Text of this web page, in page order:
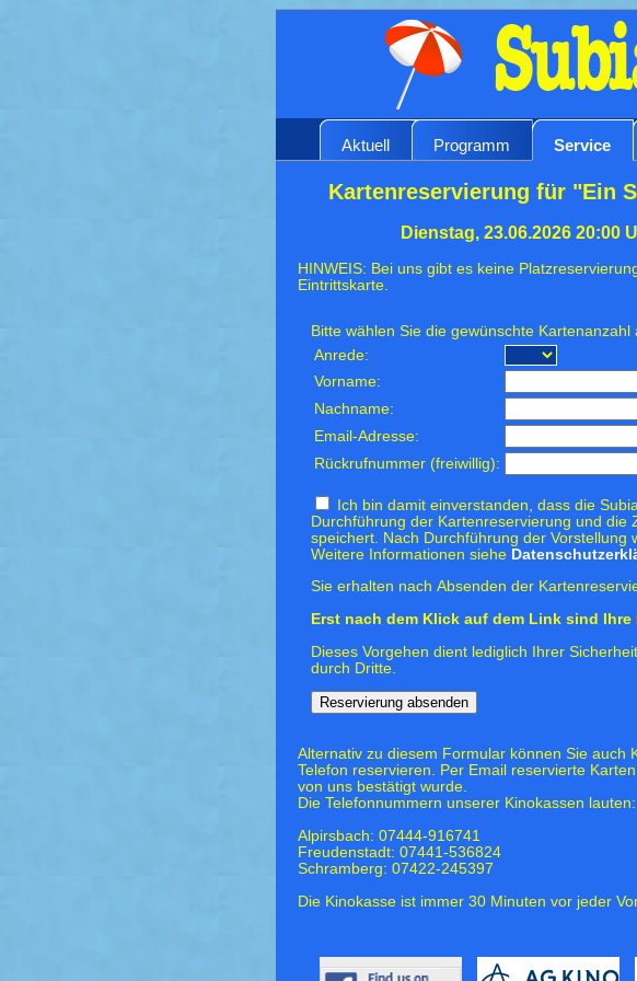
Aktuell Programm Service
Kartenreservierung für "Ein
Dienstag, 23.06.2026 20:00
HINWEIS: Bei uns gibt es keine
Eintrittskarte.
Bitte wählen Sie die gewünschte Kartenanzahl
Anrede:
Vorname:
Nachname:
Email-Adresse:
Rückrufnummer (freiwillig):
Ich bin damit einverstanden, dass die
Durchführung der Kartenreservierung und die
speichert. Nach Durchführung der
Weitere Informationen siehe
Sie erhalten nach Absenden der
Erst nach dem Klick auf dem Link sind Ihre
Dieses Vorgehen dient lediglich Ihrer
durch Dritte.
Alternativ zu diesem Formular können Sie auch
Telefon reservieren. Per Email reservierte
von uns bestätigt wurde.
Die Telefonnummern unserer Kinokassen lauten:
Alpirsbach: 07444-916741
Freudenstadt: 07441-536824
Schramberg: 07422-245397
Die Kinokasse ist immer 30 Minuten vor jeder